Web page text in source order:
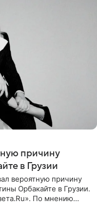
причину
в Грузии
вероятную причину
Орбакайте в Грузии.
По мнению